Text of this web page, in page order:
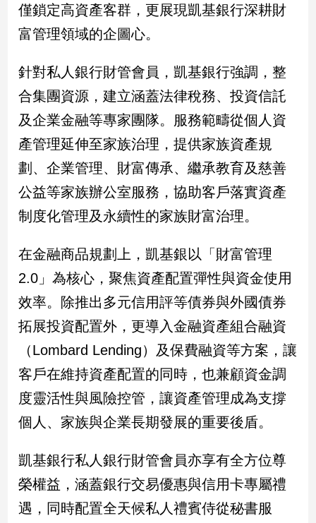
焦
點
民
調
國
會
點
觀
兩
國
際
會/
地
方
新
冠
專
區
僅鎖定高資產客群，更展現凱基銀行深耕財
富管理領域的企圖心。
針對私人銀行財管會員，凱基銀行強調，整
合集團資源，建立涵蓋法律稅務、投資信託
及企業金融等專家團隊。服務範疇從個人資
產管理延伸至家族治理，提供家族資產規
劃、企業管理、財富傳承、繼承教育及慈善
公益等家族辦公室服務，協助客戶落實資產
制度化管理及永續性的家族財富治理。
在金融商品規劃上，凱基銀以「財富管理
2.0」為核心，聚焦資產配置彈性與資金使用
效率。除推出多元信用評等債券與外國債券
拓展投資配置外，更導入金融資產組合融資
（Lombard Lending）及保費融資等方案，讓
客戶在維持資產配置的同時，也兼顧資金調
度靈活性與風險控管，讓資產管理成為支撐
個人、家族與企業長期發展的重要後盾。
凱基銀行私人銀行財管會員亦享有全方位尊
榮權益，涵蓋銀行交易優惠與信用卡專屬禮
遇，同時配置全天候私人禮賓侍從秘書服